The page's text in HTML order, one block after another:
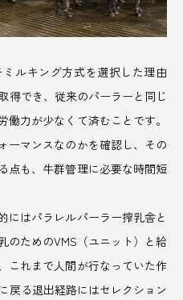
ルキング方式を選択した理由
得でき、従来のパーラーと同じ
力が少なくて済むことです。
ーマンスなのかを確認し、その
点も、牛群管理に必要な時間短
はパラレルパーラー搾乳舎と
のためのVMS（ユニット）と給
これまで人間が行なっていた作
戻る退出経路にはセレクション